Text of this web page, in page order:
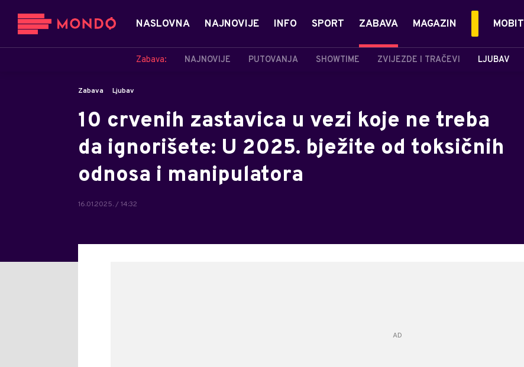
NASLOVNA NAJNOVIJE INFO SPORT ZABAVA
Zabava: NAJNOVIJE PUTOVANJA SHOWTIME ZVIJEZDE I TRAČEVI LJUBAV
MAGAZIN MOBIT
Zabava Ljubav
10 crvenih zastavica u vezi koje ne treba
da ignorišete: U 2025. bježite od toksičnih
odnosa i manipulatora
16.01.2025. / 14:32